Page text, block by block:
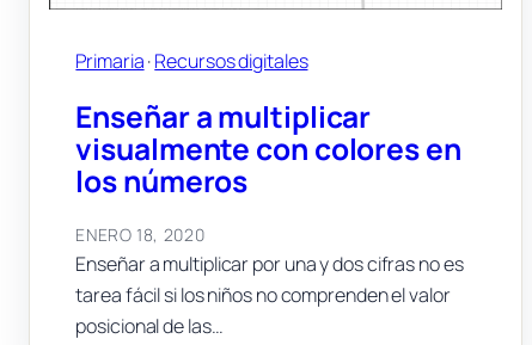
Primaria · Recursos digitales
Enseñar a multiplicar
visualmente con colores en
los números
ENERO 18, 2020
Enseñar a multiplicar por una y dos cifras no es
tarea fácil si los niños no comprenden el valor
posicional de las…